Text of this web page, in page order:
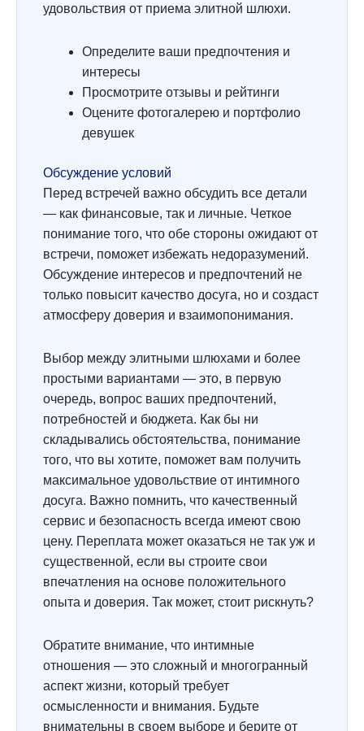
удовольствия от приема элитной шлюхи.
Определите ваши предпочтения и
интересы
Просмотрите отзывы и рейтинги
Оцените фотогалерею и портфолио
девушек
Обсуждение условий
Перед встречей важно обсудить все детали
— как финансовые, так и личные. Четкое
понимание того, что обе стороны ожидают от
встречи, поможет избежать недоразумений.
Обсуждение интересов и предпочтений не
только повысит качество досуга, но и создаст
атмосферу доверия и взаимопонимания.
Выбор между элитными шлюхами и более
простыми вариантами — это, в первую
очередь, вопрос ваших предпочтений,
потребностей и бюджета. Как бы ни
складывались обстоятельства, понимание
того, что вы хотите, поможет вам получить
максимальное удовольствие от интимного
досуга. Важно помнить, что качественный
сервис и безопасность всегда имеют свою
цену. Переплата может оказаться не так уж и
существенной, если вы строите свои
впечатления на основе положительного
опыта и доверия. Так может, стоит рискнуть?
Обратите внимание, что интимные
отношения — это сложный и многогранный
аспект жизни, который требует
осмысленности и внимания. Будьте
внимательны в своем выборе и берите от